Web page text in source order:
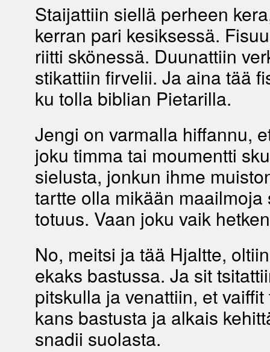
Staijattiin siellä perheen
kerran pari kesiksessä.
riitti skönessä. Duunattiin
stikattiin firvelii. Ja aina tää
ku tolla biblian Pietarilla.
Jengi on varmalla hiffannu,
joku timma tai moumentti
sielusta, jonkun ihme
tartte olla mikään maailmoja
totuus. Vaan joku vaik
No, meitsi ja tää Hjaltte,
ekaks bastussa. Ja sit
pitskulla ja venattiin, et
kans bastusta ja alkais
snadii suolasta.